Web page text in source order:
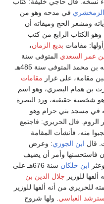
نسخه. قال حاجي خليفة: كتاب
الزمخشري في مدحه وهو من
ومشعر الحج وميقاته أن
وهو الكتاب الرابع من كتب
مقامات بديع الزمان،
بن عمر السعدي المتوفى سنة
عبد الله بن محمد المتوفى سنة 485هـ
مقامة، على غرار مقامات
بن همام البصري، وهو اسم
شخصية حقيقية، ورد البصرة
في مسجد بني حرام وهو
قال الحريري: فاجتمع
منه، فأنشأت المقامة
قال ابن الجوزي: وعرض
فاستحسنها وأمر أن يضيف
ابن خلكان
سنة 676هـ على
للوزير جلال الدين بن
للحريري من أنه ألفها للوزير
العباسي. ولها شروح